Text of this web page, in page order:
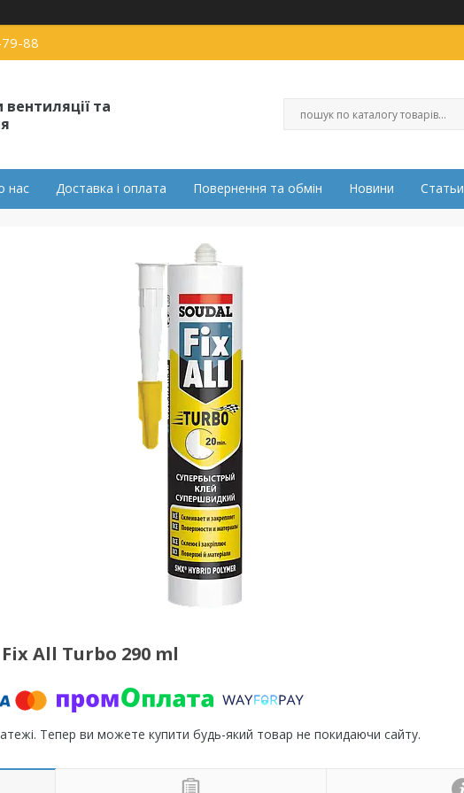
88
та
нас Доставка і оплата Повернення та обмін Новини Статьи
All Turbo 290 ml
Тепер ви можете купити будь-який товар не покидаючи сайту.